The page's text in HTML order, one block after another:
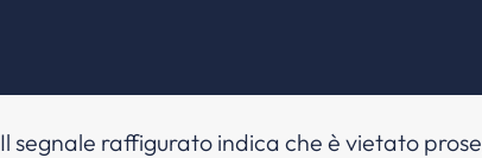
Il segnale raffigurato indica che è vietato